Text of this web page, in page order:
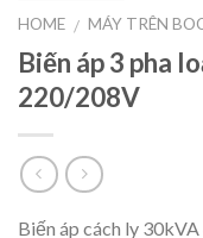
HOME / MÁY TRÊN
Biến áp 3 pha
220/208V
Biến áp cách ly